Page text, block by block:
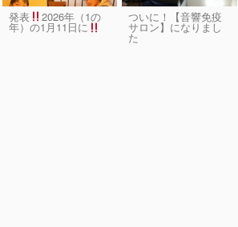
発表 2026年（1の
年）の1月11日に
ついに！【音響免疫
サロン】になりまし
た